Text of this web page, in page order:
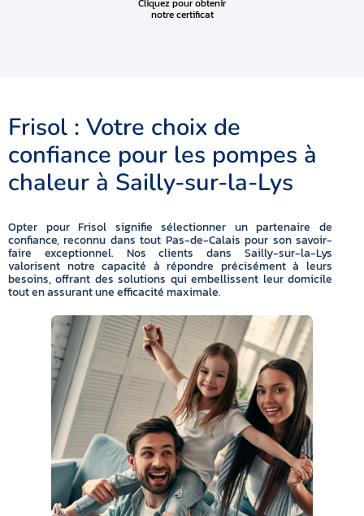
Cliquez pour obtenir
notre certificat
Frisol : Votre choix de
confiance pour les pompes à
chaleur à Sailly-sur-la-Lys
Opter pour Frisol signifie sélectionner un partenaire de
confiance, reconnu dans tout Pas-de-Calais pour son savoir-
faire exceptionnel. Nos clients dans Sailly-sur-la-Lys
valorisent notre capacité à répondre précisément à leurs
besoins, offrant des solutions qui embellissent leur domicile
tout en assurant une efficacité maximale.